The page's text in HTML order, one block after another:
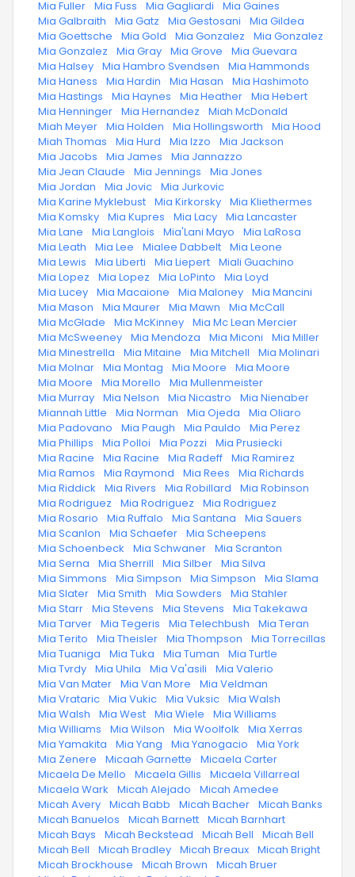
· Mia Fuller · Mia Fuss · Mia Gagliardi · Mia Gaines
· Mia Galbraith · Mia Gatz · Mia Gestosani · Mia Gildea
· Mia Goettsche · Mia Gold · Mia Gonzalez · Mia Gonzalez
· Mia Gonzalez · Mia Gray · Mia Grove · Mia Guevara
· Mia Halsey · Mia Hambro Svendsen · Mia Hammonds
· Mia Haness · Mia Hardin · Mia Hasan · Mia Hashimoto
· Mia Hastings · Mia Haynes · Mia Heather · Mia Hebert
· Mia Henninger · Mia Hernandez · Miah McDonald
· Miah Meyer · Mia Holden · Mia Hollingsworth · Mia Hood
· Miah Thomas · Mia Hurd · Mia Izzo · Mia Jackson
· Mia Jacobs · Mia James · Mia Jannazzo
· Mia Jean Claude · Mia Jennings · Mia Jones
· Mia Jordan · Mia Jovic · Mia Jurkovic
· Mia Karine Myklebust · Mia Kirkorsky · Mia Kliethermes
· Mia Komsky · Mia Kupres · Mia Lacy · Mia Lancaster
· Mia Lane · Mia Langlois · Mia'Lani Mayo · Mia LaRosa
· Mia Leath · Mia Lee · Mialee Dabbelt · Mia Leone
· Mia Lewis · Mia Liberti · Mia Liepert · Miali Guachino
· Mia Lopez · Mia Lopez · Mia LoPinto · Mia Loyd
· Mia Lucey · Mia Macaione · Mia Maloney · Mia Mancini
· Mia Mason · Mia Maurer · Mia Mawn · Mia McCall
· Mia McGlade · Mia McKinney · Mia Mc Lean Mercier
· Mia McSweeney · Mia Mendoza · Mia Miconi · Mia Miller
· Mia Minestrella · Mia Mitaine · Mia Mitchell · Mia Molinari
· Mia Molnar · Mia Montag · Mia Moore · Mia Moore
· Mia Moore · Mia Morello · Mia Mullenmeister
· Mia Murray · Mia Nelson · Mia Nicastro · Mia Nienaber
· Miannah Little · Mia Norman · Mia Ojeda · Mia Oliaro
· Mia Padovano · Mia Paugh · Mia Pauldo · Mia Perez
· Mia Phillips · Mia Polloi · Mia Pozzi · Mia Prusiecki
· Mia Racine · Mia Racine · Mia Radeff · Mia Ramirez
· Mia Ramos · Mia Raymond · Mia Rees · Mia Richards
· Mia Riddick · Mia Rivers · Mia Robillard · Mia Robinson
· Mia Rodriguez · Mia Rodriguez · Mia Rodriguez
· Mia Rosario · Mia Ruffalo · Mia Santana · Mia Sauers
· Mia Scanlon · Mia Schaefer · Mia Scheepens
· Mia Schoenbeck · Mia Schwaner · Mia Scranton
· Mia Serna · Mia Sherrill · Mia Silber · Mia Silva
· Mia Simmons · Mia Simpson · Mia Simpson · Mia Slama
· Mia Slater · Mia Smith · Mia Sowders · Mia Stahler
· Mia Starr · Mia Stevens · Mia Stevens · Mia Takekawa
· Mia Tarver · Mia Tegeris · Mia Telechbush · Mia Teran
· Mia Terito · Mia Theisler · Mia Thompson · Mia Torrecillas
· Mia Tuaniga · Mia Tuka · Mia Tuman · Mia Turtle
· Mia Tvrdy · Mia Uhila · Mia Va'asili · Mia Valerio
· Mia Van Mater · Mia Van More · Mia Veldman
· Mia Vrataric · Mia Vukic · Mia Vuksic · Mia Walsh
· Mia Walsh · Mia West · Mia Wiele · Mia Williams
· Mia Williams · Mia Wilson · Mia Woolfolk · Mia Xerras
· Mia Yamakita · Mia Yang · Mia Yanogacio · Mia York
· Mia Zenere · Micaah Garnette · Micaela Carter
· Micaela De Mello · Micaela Gillis · Micaela Villarreal
· Micaela Wark · Micah Alejado · Micah Amedee
· Micah Avery · Micah Babb · Micah Bacher · Micah Banks
· Micah Banuelos · Micah Barnett · Micah Barnhart
· Micah Bays · Micah Beckstead · Micah Bell · Micah Bell
· Micah Bell · Micah Bradley · Micah Breaux · Micah Bright
· Micah Brockhouse · Micah Brown · Micah Bruer